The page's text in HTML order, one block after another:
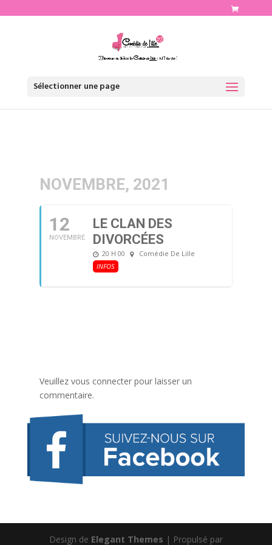
Sélectionner une page
NOVEMBRE, 2021
12
NOVEMBRE
LE CLAN DES
DIVORCÉES
20 H 00
Comédie De Lille
INFOS
Veuillez vous connecter pour laisser un
commentaire.
Design de Elegant Themes | Propulsé par